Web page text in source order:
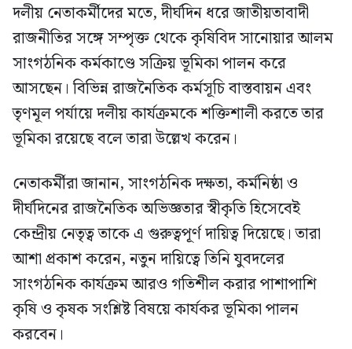
দলীয় নেতাকর্মীদের মতে, দীর্ঘদিন ধরে জাতীয়তাবাদী
রাজনীতির সঙ্গে সম্পৃক্ত থেকে কৃষিবিদ সানোয়ার আলম
সাংগঠনিক কর্মকাণ্ডে সক্রিয় ভূমিকা পালন করে
আসছেন। বিভিন্ন রাজনৈতিক কর্মসূচি বাস্তবায়ন এবং
তৃণমূল পর্যায়ে দলীয় কার্যক্রমকে শক্তিশালী করতে তার
ভূমিকা রয়েছে বলে তারা উল্লেখ করেন।
নেতাকর্মীরা জানান, সাংগঠনিক দক্ষতা, কর্মনিষ্ঠা ও
দীর্ঘদিনের রাজনৈতিক অভিজ্ঞতার স্বীকৃতি হিসেবেই
কেন্দ্রীয় নেতৃত্ব তাকে এ গুরুত্বপূর্ণ দায়িত্ব দিয়েছে। তারা
আশা প্রকাশ করেন, নতুন দায়িত্বে তিনি যুবদলের
সাংগঠনিক কার্যক্রম আরও গতিশীল করার পাশাপাশি
কৃষি ও কৃষক সংশ্লিষ্ট বিষয়ে কার্যকর ভূমিকা পালন
করবেন।